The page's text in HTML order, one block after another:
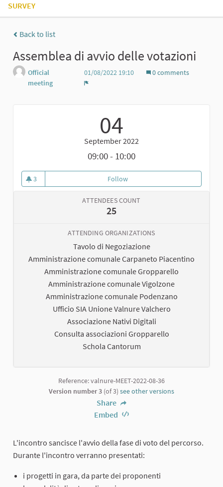
SURVEY
Back to list
Assemblea di avvio delle votazioni
Official
meeting
01/08/2022 19:10
0 comments
04
September 2022
09:00 - 10:00
3
3 followers
FollowAssemblea di avvio delle
ATTENDEES COUNT
25
ATTENDING ORGANIZATIONS
Tavolo di Negoziazione
Amministrazione comunale Carpaneto Piacentino
Amministrazione comunale Gropparello
Amministrazione comunale Vigolzone
Amministrazione comunale Podenzano
Ufficio SIA Unione Valnure Valchero
Associazione Nativi Digitali
Consulta associazioni Gropparello
Schola Cantorum
Reference: valnure-MEET-2022-08-36
Version number 3 (of 3) see other versions
Share
Embed
L'incontro sancisce l'avvio della fase di voto del percorso.
Durante l'incontro verranno presentati:
i progetti in gara, da parte dei proponenti